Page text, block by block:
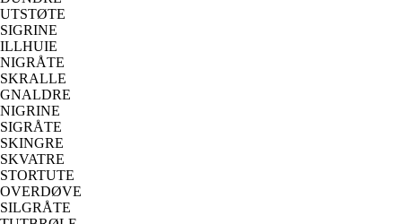
UTSTØTE
SIGRINE
ILLHUIE
NIGRÅTE
SKRALLE
GNALDRE
NIGRINE
SIGRÅTE
SKINGRE
SKVATRE
STORTUTE
OVERDØVE
SILGRÅTE